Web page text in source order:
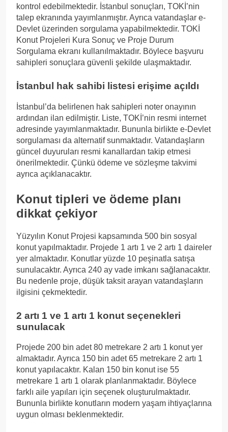
kontrol edebilmektedir. İstanbul sonuçları, TOKİ’nin
talep ekranında yayımlanmıştır. Ayrıca vatandaşlar e-
Devlet üzerinden sorgulama yapabilmektedir. TOKİ
Konut Projeleri Kura Sonuç ve Proje Durum
Sorgulama ekranı kullanılmaktadır. Böylece başvuru
sahipleri sonuçlara güvenli şekilde ulaşmaktadır.
İstanbul hak sahibi listesi erişime açıldı
İstanbul’da belirlenen hak sahipleri noter onayının
ardından ilan edilmiştir. Liste, TOKİ’nin resmi internet
adresinde yayımlanmaktadır. Bununla birlikte e-Devlet
sorgulaması da alternatif sunmaktadır. Vatandaşların
güncel duyuruları resmi kanallardan takip etmesi
önerilmektedir. Çünkü ödeme ve sözleşme takvimi
ayrıca açıklanacaktır.
Konut tipleri ve ödeme planı
dikkat çekiyor
Yüzyılın Konut Projesi kapsamında 500 bin sosyal
konut yapılmaktadır. Projede 1 artı 1 ve 2 artı 1 daireler
yer almaktadır. Konutlar yüzde 10 peşinatla satışa
sunulacaktır. Ayrıca 240 ay vade imkanı sağlanacaktır.
Bu nedenle proje, düşük taksit arayan vatandaşların
ilgisini çekmektedir.
2 artı 1 ve 1 artı 1 konut seçenekleri
sunulacak
Projede 200 bin adet 80 metrekare 2 artı 1 konut yer
almaktadır. Ayrıca 150 bin adet 65 metrekare 2 artı 1
konut yapılacaktır. Kalan 150 bin konut ise 55
metrekare 1 artı 1 olarak planlanmaktadır. Böylece
farklı aile yapıları için seçenek oluşturulmaktadır.
Bununla birlikte konutların modern yaşam ihtiyaçlarına
uygun olması beklenmektedir.